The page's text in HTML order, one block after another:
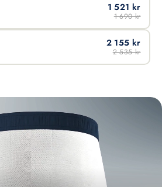
1 521 kr
1 690 kr
2 155 kr
2 535 kr